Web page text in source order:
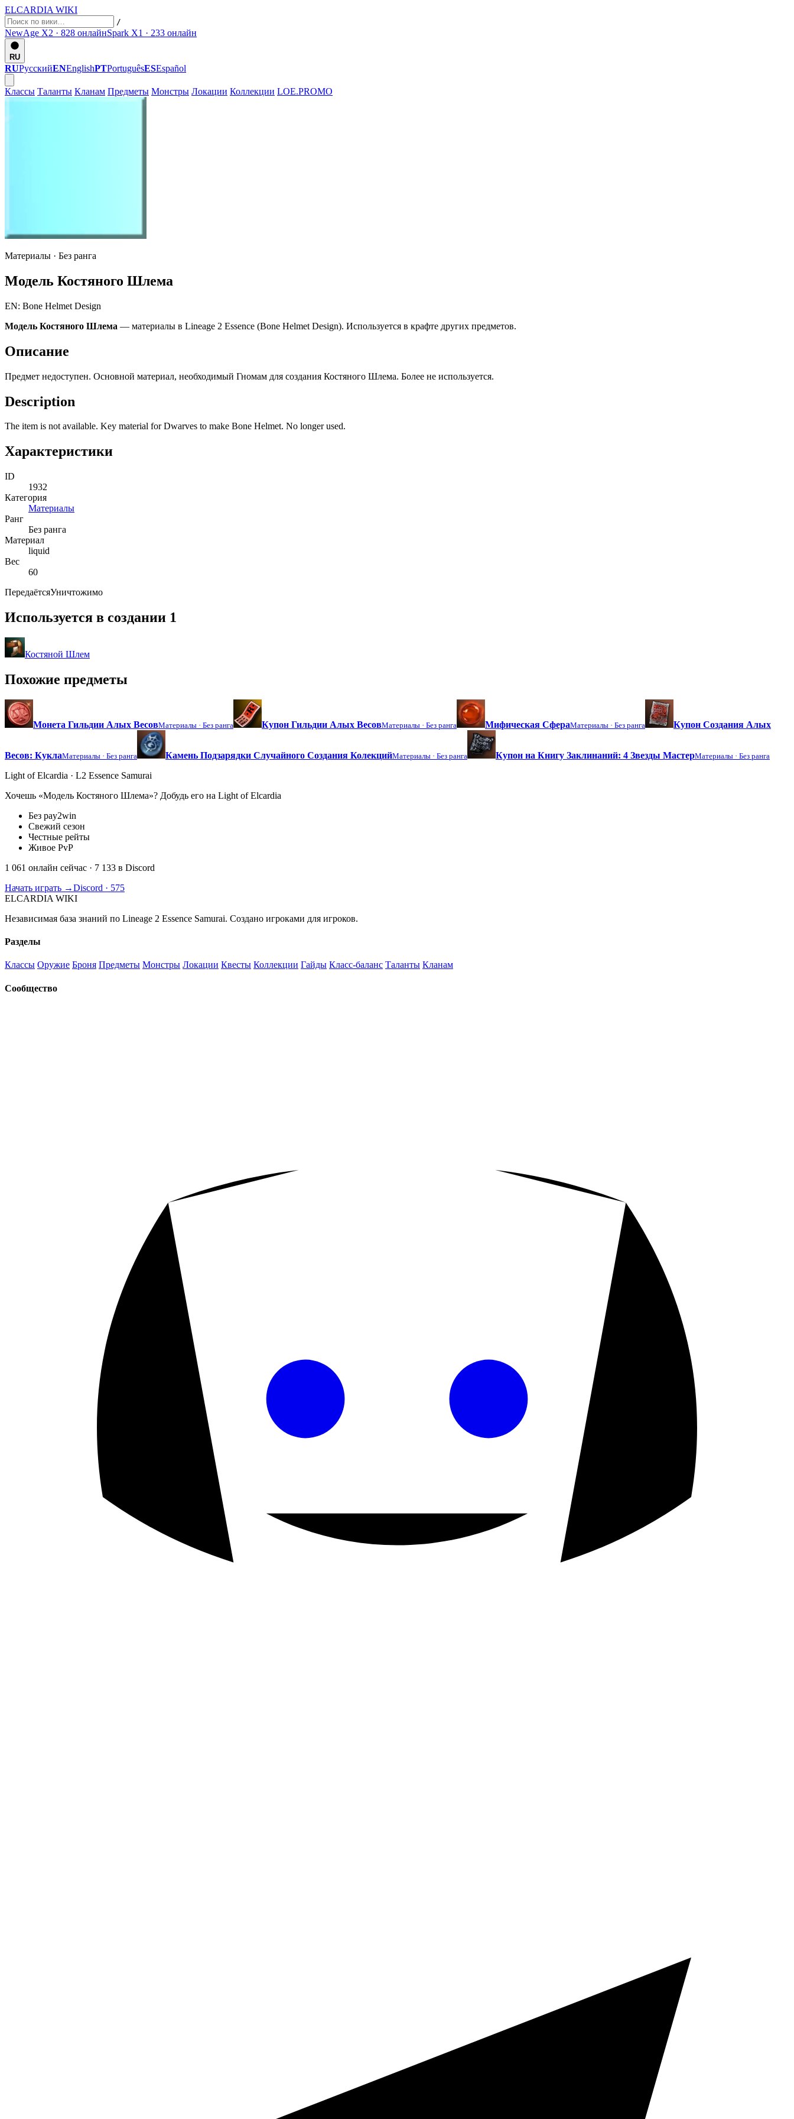
ELCARDIA WIKI
/
NewAge X2 · 828 онлайнSpark X1 · 233 онлайн
RU
RUРусскийENEnglishPTPortuguêsESEspañol
Классы Таланты Кланам Предметы Монстры Локации Коллекции LOE.PROMO
Материалы · Без ранга
Модель Костяного Шлема
EN: Bone Helmet Design
Модель Костяного Шлема — материалы в Lineage 2 Essence (Bone Helmet Design). Используется в крафте других предметов.
Описание
Предмет недоступен. Основной материал, необходимый Гномам для создания Костяного Шлема. Более не используется.
Description
The item is not available. Key material for Dwarves to make Bone Helmet. No longer used.
Характеристики
ID
1932
Категория
Материалы
Ранг
Без ранга
Материал
liquid
Вес
60
ПередаётсяУничтожимо
Используется в создании 1
Костяной Шлем
Похожие предметы
Монета Гильдии Алых ВесовМатериалы · Без ранга Купон Гильдии Алых ВесовМатериалы · Без ранга Мифическая СфераМатериалы · Без ранга Купон Создания Алых
Весов: КуклаМатериалы · Без ранга Камень Подзарядки Случайного Создания КолекцийМатериалы · Без ранга Купон на Книгу Заклинаний: 4 Звезды МастерМатериалы · Без ранга
Light of Elcardia · L2 Essence Samurai
Хочешь «Модель Костяного Шлема»? Добудь его на Light of Elcardia
Без pay2win
Свежий сезон
Честные рейты
Живое PvP
1 061 онлайн сейчас · 7 133 в Discord
Начать играть →Discord · 575
ELCARDIA WIKI
Независимая база знаний по Lineage 2 Essence Samurai. Создано игроками для игроков.
Разделы
Классы Оружие Броня Предметы Монстры Локации Квесты Коллекции Гайды Класс-баланс Таланты Кланам
Сообщество